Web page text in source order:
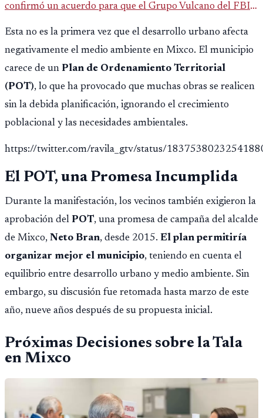
confirmó un acuerdo para que el Grupo Vulcano del FBI
opere en Guatemala a partir de julio, tras un intento
fallido con la administración anterior del Ministerio
Público.
Esta no es la primera vez que el desarrollo urbano afecta
negativamente el medio ambiente en Mixco. El municipio
carece de un Plan de Ordenamiento Territorial
(POT), lo que ha provocado que muchas obras se realicen
sin la debida planificación, ignorando el crecimiento
poblacional y las necesidades ambientales.
https://twitter.com/ravila_gtv/status/
El POT, una Promesa Incumplida
Durante la manifestación, los vecinos también exigieron la
aprobación del POT, una promesa de campaña del alcalde
de Mixco, Neto Bran, desde 2015. El plan permitiría
organizar mejor el municipio, teniendo en cuenta el
equilibrio entre desarrollo urbano y medio ambiente. Sin
embargo, su discusión fue retomada hasta marzo de este
año, nueve años después de su propuesta inicial.
Próximas Decisiones sobre la Tala
en Mixco